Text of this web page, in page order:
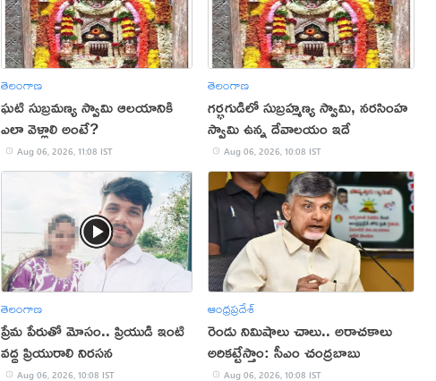
తెలంగాణ
ఘటి సుబ్రమణ్య స్వామి ఆలయానికి
ఎలా వెళ్లాలి అంటే?
Aug 06, 2026, 11:08 IST
తెలంగాణ
గర్భగుడిలో సుబ్రహ్మణ్య స్వామి, నరసింహ
స్వామి ఉన్న దేవాలయం ఇదే
Aug 06, 2026, 10:08 IST
తెలంగాణ
ప్రేమ పేరుతో మోసం.. ప్రియుడి ఇంటి
వద్ద ప్రియురాలి నిరసన
Aug 06, 2026, 10:08 IST
ఆంధ్రప్రదేశ్
రెండు నిమిషాలు చాలు.. అరాచకాలు
అరికట్టేస్తాం: సీఎం చంద్రబాబు
Aug 06, 2026, 10:08 IST